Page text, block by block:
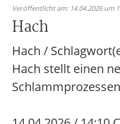
Veröffentlicht am: 14.04.2026 um
Hach
Hach /
Hach stellt einen